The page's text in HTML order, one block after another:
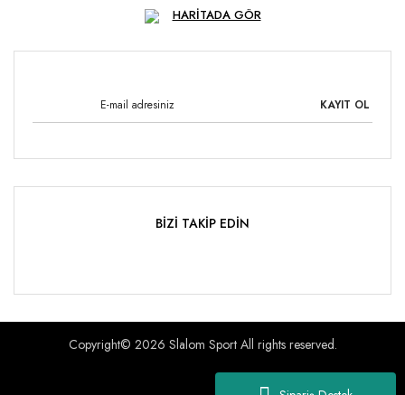
HARİTADA GÖR
KAYIT OL
BİZİ TAKİP EDİN
Copyright© 2026 Slalom Sport All rights reserved.